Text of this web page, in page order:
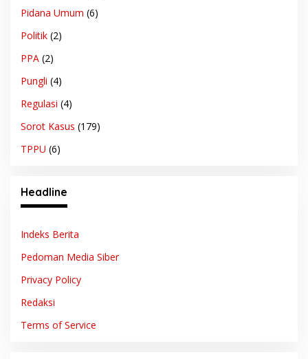
Pidana Umum (6)
Politik (2)
PPA (2)
Pungli (4)
Regulasi (4)
Sorot Kasus (179)
TPPU (6)
Headline
Indeks Berita
Pedoman Media Siber
Privacy Policy
Redaksi
Terms of Service